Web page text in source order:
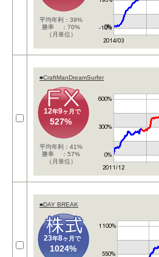
平均年利：39%
勝率 ：70%
（月単位）
■CraftManDreamSurfer
12年9ヶ月で
527%
平均年利：41%
勝率 ：57%
（月単位）
■DAY BREAK
23年8ヶ月で
1024%